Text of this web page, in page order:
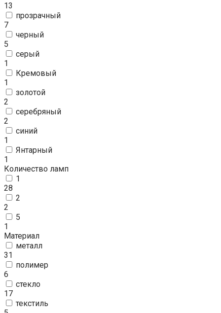
13
прозрачный
7
черный
5
серый
1
Кремовый
1
золотой
2
серебряный
2
синий
1
Янтарный
1
Количество ламп
1
28
2
2
5
1
Материал
металл
31
полимер
6
стекло
17
текстиль